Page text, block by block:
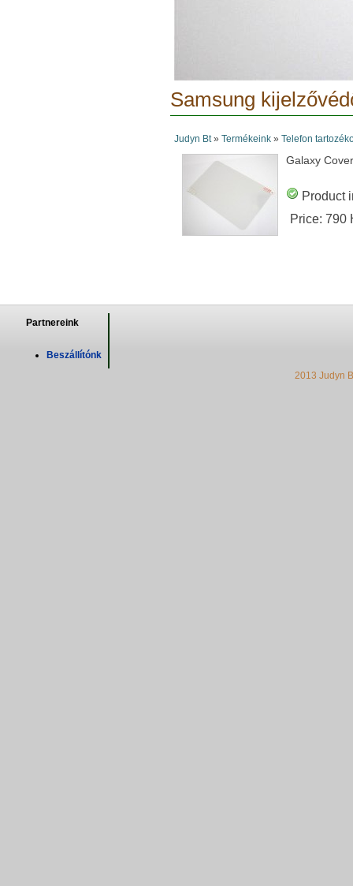
Samsung
Judyn Bt» Termékeink» Telefon
Galaxy Cover
Product
Price: 790
Partnereink
Beszállítónk
2013 Judyn